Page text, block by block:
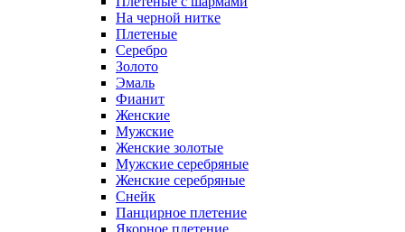
На черной нитке
Плетеные
Серебро
Золото
Эмаль
Фианит
Женские
Мужские
Женские золотые
Мужские серебряные
Женские серебряные
Снейк
Панцирное плетение
Якорное плетение